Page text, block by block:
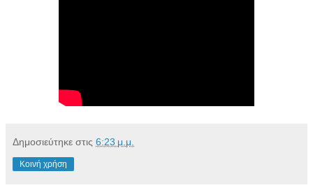
Δημοσιεύτηκε στις 6:23 μ.μ.
Κοινή χρήση